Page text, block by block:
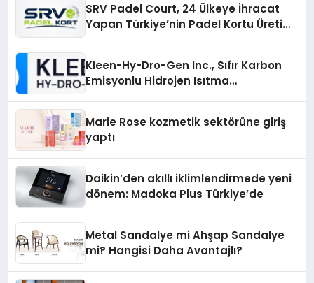
SRV Padel Court, 24 Ülkeye İhracat
Yapan Türkiye’nin Padel Kortu Üretim
Kleen-Hy-Dro-Gen Inc., Sıfır Karbon
Emisyonlu Hidrojen Isıtma
Marie Rose kozmetik sektörüne giriş
yaptı
Daikin’den akıllı iklimlendirmede yeni
dönem: Madoka Plus Türkiye’de
Metal Sandalye mi Ahşap Sandalye
mi? Hangisi Daha Avantajlı?